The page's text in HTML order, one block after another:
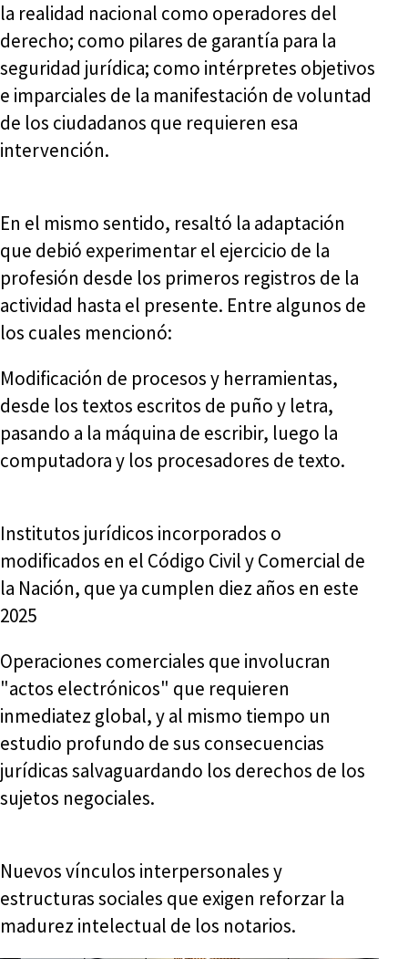
la realidad nacional como operadores del
derecho; como pilares de garantía para la
seguridad jurídica; como intérpretes objetivos
e imparciales de la manifestación de voluntad
de los ciudadanos que requieren esa
intervención.
En el mismo sentido, resaltó la adaptación
que debió experimentar el ejercicio de la
profesión desde los primeros registros de la
actividad hasta el presente. Entre algunos de
los cuales mencionó:
Modificación de procesos y herramientas,
desde los textos escritos de puño y letra,
pasando a la máquina de escribir, luego la
computadora y los procesadores de texto.
Institutos jurídicos incorporados o
modificados en el Código Civil y Comercial de
la Nación, que ya cumplen diez años en este
2025
Operaciones comerciales que involucran
"actos electrónicos" que requieren
inmediatez global, y al mismo tiempo un
estudio profundo de sus consecuencias
jurídicas salvaguardando los derechos de los
sujetos negociales.
Nuevos vínculos interpersonales y
estructuras sociales que exigen reforzar la
madurez intelectual de los notarios.